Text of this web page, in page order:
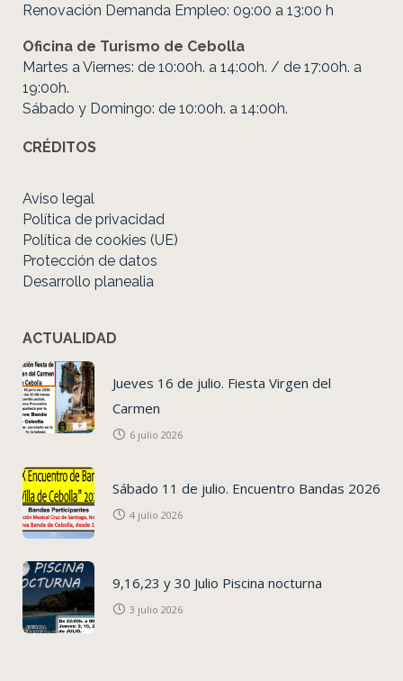
Renovación Demanda Empleo: 09:00 a 13:00 h
Oficina de Turismo de Cebolla
Martes a Viernes: de 10:00h. a 14:00h. / de 17:00h. a
19:00h.
Sábado y Domingo: de 10:00h. a 14:00h.
CRÉDITOS
Aviso legal
Política de privacidad
Política de cookies (UE)
Protección de datos
Desarrollo planealia
ACTUALIDAD
Jueves 16 de julio. Fiesta Virgen del
Carmen
6 julio 2026
Sábado 11 de julio. Encuentro Bandas 2026
4 julio 2026
9,16,23 y 30 Julio Piscina nocturna
3 julio 2026